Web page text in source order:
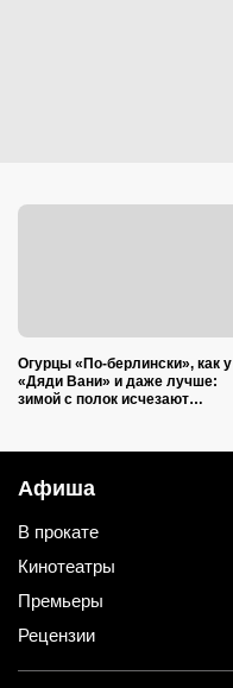
Огурцы «По-берлински», как у
«Дяди Вани» и даже лучше:
зимой с полок исчезают
Афиша
В прокате
Кинотеатры
Премьеры
Рецензии